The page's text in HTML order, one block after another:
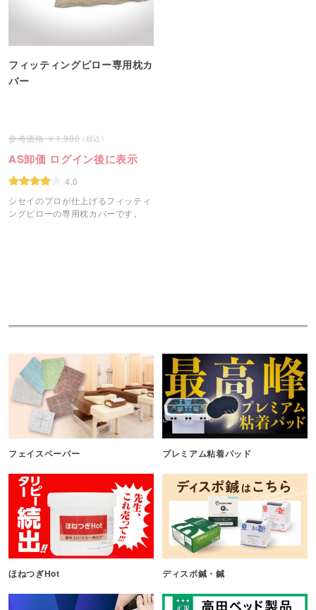
フィッティングピロー専用枕カ
バー
1,980
AS卸価 ログイン後に表示
4.0
シセイのプロが仕上げるフィッティ
ングピローの専用枕カバーです。
フェイスペーパー プレミアム粘着パッド
ほねつぎHot ディスポ鍼・鍼